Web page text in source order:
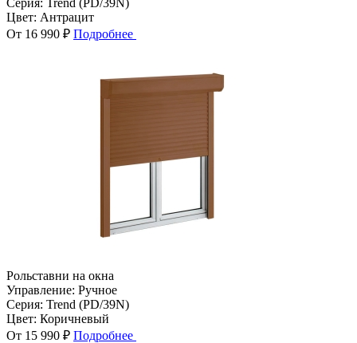
Цвет: Антрацит
От 16 990 ₽ Подробнее
Рольставни на окна
Управление: Ручное
Серия: Trend (PD/39N)
Цвет: Коричневый
От 15 990 ₽ Подробнее